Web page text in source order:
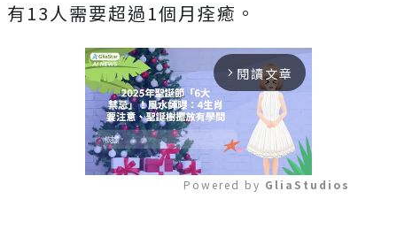
有13人需要超過1個月痊癒。
arrow_forward_ios 閱讀文章
Powered by GliaStudios